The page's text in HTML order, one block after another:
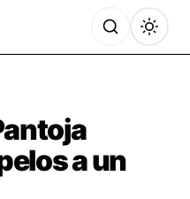
a un